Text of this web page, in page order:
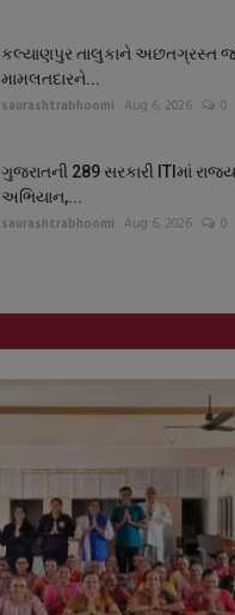
કલ્યાણપુર તાલુકાને અછતગ્રસ્ત
મામલતદારને...
saurashtrabhoomi Aug 6, 2026 0
ગુજરાતની 289 સરકારી ITIમાં
અભિયાન,...
saurashtrabhoomi Aug 6, 2026 0